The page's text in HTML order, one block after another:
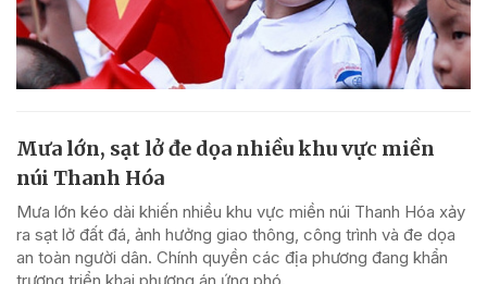
Mưa lớn, sạt lở đe dọa nhiều khu vực miền
núi Thanh Hóa
Mưa lớn kéo dài khiến nhiều khu vực miền núi Thanh Hóa xảy
ra sạt lở đất đá, ảnh hưởng giao thông, công trình và đe dọa
an toàn người dân. Chính quyền các địa phương đang khẩn